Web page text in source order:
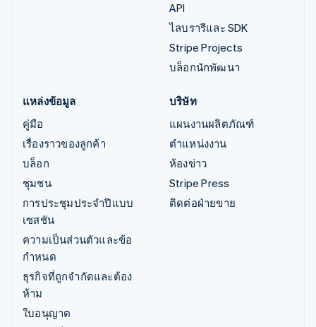
API
ไลบรารีและ SDK
Stripe Projects
บล็อกนักพัฒนา
แหล่งข้อมูล
คู่มือ
เรื่องราวของลูกค้า
บล็อก
ชุมชน
การประชุมประจำปีแบบ
เซสชัน
ความเป็นส่วนตัวและข้อ
กำหนด
ธุรกิจที่ถูกจำกัดและต้อง
ห้าม
ใบอนุญาต
บริษัท
แผนงานผลิตภัณฑ์
ตำแหน่งงาน
ห้องข่าว
Stripe Press
ติดต่อฝ่ายขาย